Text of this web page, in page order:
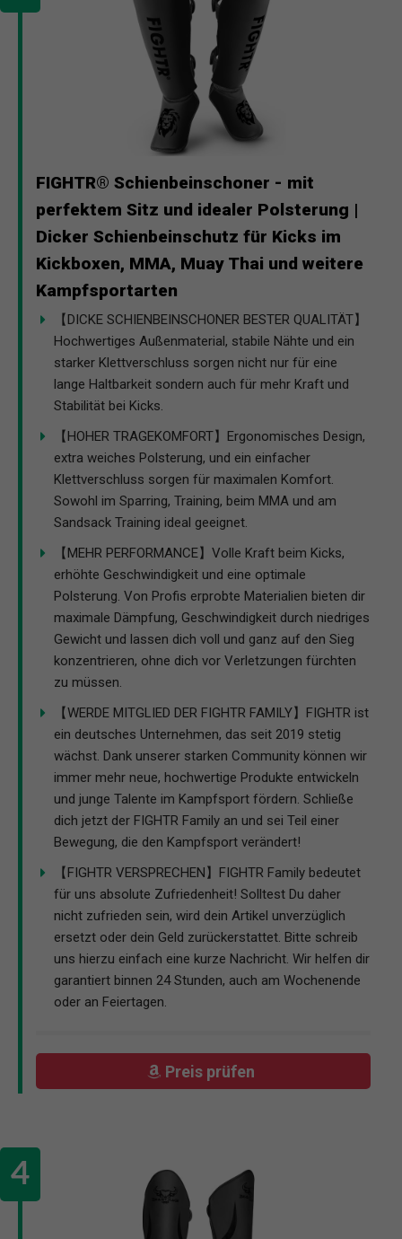
FIGHTR® Schienbeinschoner - mit
perfektem Sitz und idealer Polsterung |
Dicker Schienbeinschutz für Kicks im
Kickboxen, MMA, Muay Thai und weitere
Kampfsportarten
【DICKE SCHIENBEINSCHONER BESTER QUALITÄT】
Hochwertiges Außenmaterial, stabile Nähte und ein
starker Klettverschluss sorgen nicht nur für eine
lange Haltbarkeit sondern auch für mehr Kraft und
Stabilität bei Kicks.
【HOHER TRAGEKOMFORT】Ergonomisches Design,
extra weiches Polsterung, und ein einfacher
Klettverschluss sorgen für maximalen Komfort.
Sowohl im Sparring, Training, beim MMA und am
Sandsack Training ideal geeignet.
【MEHR PERFORMANCE】Volle Kraft beim Kicks,
erhöhte Geschwindigkeit und eine optimale
Polsterung. Von Profis erprobte Materialien bieten dir
maximale Dämpfung, Geschwindigkeit durch niedriges
Gewicht und lassen dich voll und ganz auf den Sieg
konzentrieren, ohne dich vor Verletzungen fürchten
zu müssen.
【WERDE MITGLIED DER FIGHTR FAMILY】FIGHTR ist
ein deutsches Unternehmen, das seit 2019 stetig
wächst. Dank unserer starken Community können wir
immer mehr neue, hochwertige Produkte entwickeln
und junge Talente im Kampfsport fördern. Schließe
dich jetzt der FIGHTR Family an und sei Teil einer
Bewegung, die den Kampfsport verändert!
【FIGHTR VERSPRECHEN】FIGHTR Family bedeutet
für uns absolute Zufriedenheit! Solltest Du daher
nicht zufrieden sein, wird dein Artikel unverzüglich
ersetzt oder dein Geld zurückerstattet. Bitte schreib
uns hierzu einfach eine kurze Nachricht. Wir helfen dir
garantiert binnen 24 Stunden, auch am Wochenende
oder an Feiertagen.
Preis prüfen